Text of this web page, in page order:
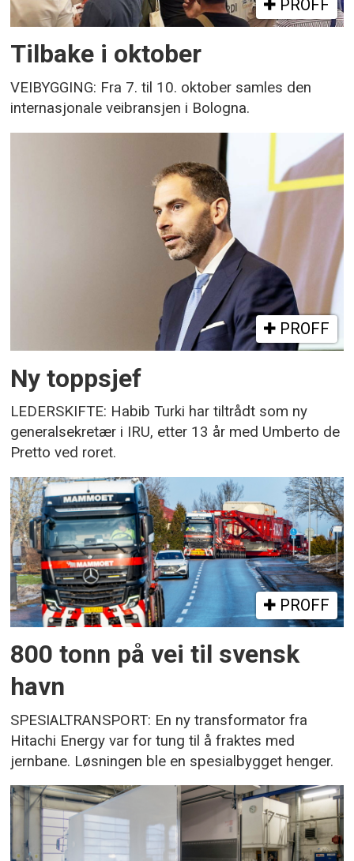
PROFF
Tilbake i oktober
VEIBYGGING: Fra 7. til 10. oktober samles den
internasjonale veibransjen i Bologna.
PROFF
Ny toppsjef
LEDERSKIFTE: Habib Turki har tiltrådt som ny
generalsekretær i IRU, etter 13 år med Umberto de
Pretto ved roret.
PROFF
800 tonn på vei til svensk
havn
SPESIALTRANSPORT: En ny transformator fra
Hitachi Energy var for tung til å fraktes med
jernbane. Løsningen ble en spesialbygget henger.